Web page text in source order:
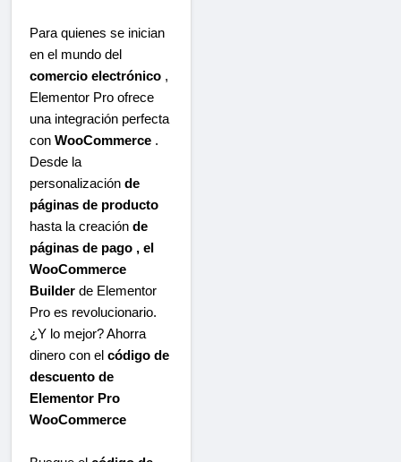
Para quienes se inician
en el mundo del
comercio electrónico ,
Elementor Pro ofrece
una integración perfecta
con WooCommerce .
Desde la
personalización de
páginas de producto
hasta la creación de
páginas de pago , el
WooCommerce
Builder de Elementor
Pro es revolucionario.
¿Y lo mejor? Ahorra
dinero con el código de
descuento de
Elementor Pro
WooCommerce